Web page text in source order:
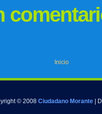
Inicio
© 2008 Ciudadano Morante |